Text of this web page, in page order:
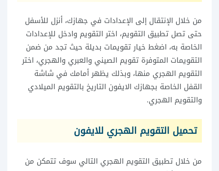
من خلال الإنتقال إلى الإعدادات في جهازك، أنزل للأسفل
حتى تصل تطبيق التقويم، اختر التقويم وادخل للإعدادات
الخاصة به، اضغط خيار تقويمات بديلة حيث تجد من ضمن
التقويمات المتوفرة تقويم الصيني والعبري والهجري، اختر
التقويم الهجري منها، وبذلك يظهر أمامك في شاشة
القفل الخاصة بجهازك الايفون التاريخ بالتقويم الميلادي
والتقويم الهجري.
تحميل التقويم الهجري للايفون
من خلال تطبيق التقويم الهجري التالي سوف تتمكن من